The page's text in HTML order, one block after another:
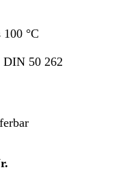
°C
DIN 50 262